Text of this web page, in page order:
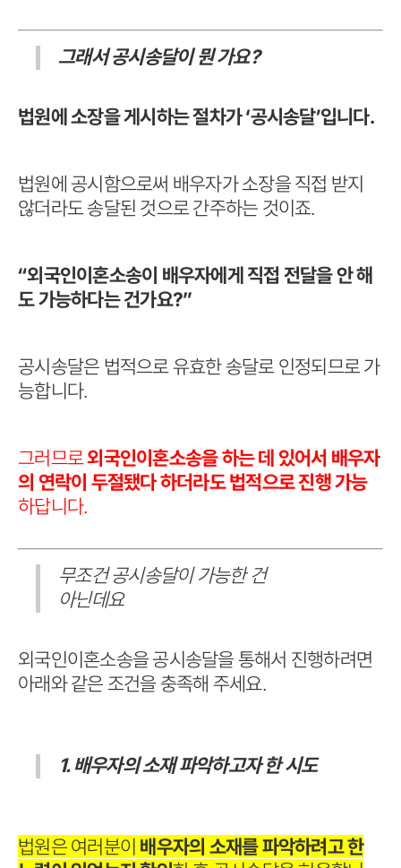
그래서 공시송달이 뭔 가요?
법원에 소장을 게시하는 절차가 ‘공시송달’입니다.
법원에 공시함으로써 배우자가 소장을 직접 받지
않더라도 송달된 것으로 간주하는 것이죠.
“외국인이혼소송이 배우자에게 직접 전달을 안 해
도 가능하다는 건가요?”
공시송달은 법적으로 유효한 송달로 인정되므로 가
능합니다.
그러므로외국인이혼소송을 하는 데 있어서 배우자
의 연락이 두절됐다 하더라도 법적으로 진행 가능
하답니다.
무조건 공시송달이 가능한 건
아닌데요
외국인이혼소송을 공시송달을 통해서 진행하려면
아래와 같은 조건을 충족해 주세요.
1. 배우자의 소재 파악하고자 한 시도
법원은 여러분이 배우자의 소재를 파악하려고 한